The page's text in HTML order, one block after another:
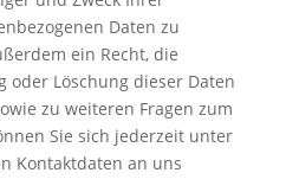
Daten zu
ein Recht, die
oder Löschung dieser Daten
zu weiteren Fragen zum
Sie sich jederzeit unter
Kontaktdaten an uns